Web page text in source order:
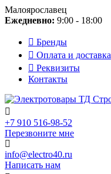
Малоярославец
Ежедневно: 9:00 - 18:00
Бренды
Оплата и доставка
Реквизиты
Контакты
+7 910 516-98-52
Перезвоните мне
info@electro40.ru
Написать нам